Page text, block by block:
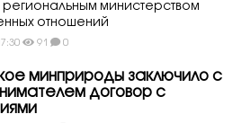
региональным министерством
отношений
91 0
минприроды заключило с
договор с